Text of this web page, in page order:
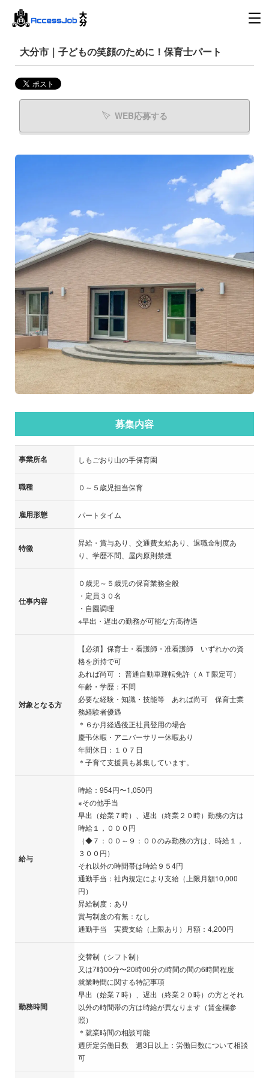
大分市｜子どもの笑顔のために！保育士パート
WEB応募する
募集内容
事業所名 しもごおり山の手保育園
職種 ０～５歳児担当保育
雇用形態 パートタイム
特徴
昇給・賞与あり、交通費支給あり、退職金制度あ
り、学歴不問、屋内原則禁煙
仕事内容
０歳児～５歳児の保育業務全般
・定員３０名
・自園調理
※早出・遅出の勤務が可能な方高待遇
対象となる方
【必須】保育士・看護師・准看護師 いずれかの資
格を所持で可
あれば尚可 ： 普通自動車運転免許（ＡＴ限定可）
年齢・学歴：不問
必要な経験・知識・技能等 あれば尚可 保育士業
務経験者優遇
＊６か月経過後正社員登用の場合
慶弔休暇・アニバーサリー休暇あり
年間休日：１０７日
＊子育て支援員も募集しています。
給与
時給：954円〜1,050円
※その他手当
早出（始業７時）、遅出（終業２０時）勤務の方は
時給１，０００円
（◆７：００～９：００のみ勤務の方は、時給１，
３００円）
それ以外の時間帯は時給９５4円
通勤手当：社内規定により支給（上限月額10,000
円）
昇給制度：あり
賞与制度の有無：なし
通勤手当 実費支給（上限あり）月額：4,200円
勤務時間
交替制（シフト制）
又は7時00分〜20時00分の時間の間の6時間程度
就業時間に関する特記事項
早出（始業７時）、遅出（終業２０時）の方とそれ
以外の時間帯の方は時給が異なります（賃金欄参
照）
＊就業時間の相談可能
週所定労働日数 週3日以上：労働日数について相談
可